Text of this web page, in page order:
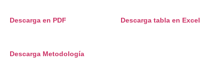
Descarga en PDF Descarga tabla en Excel
Descarga Metodología